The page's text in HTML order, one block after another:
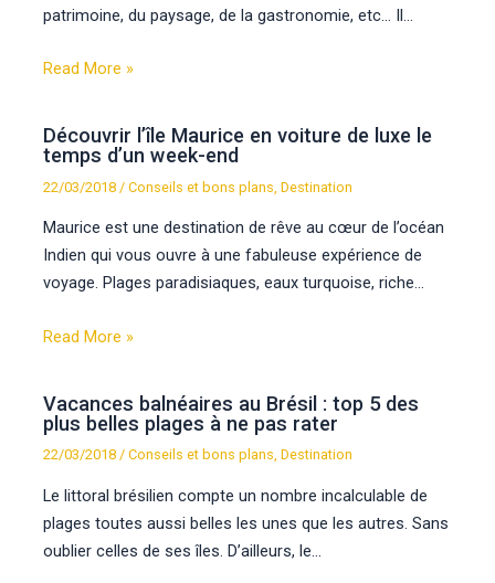
patrimoine, du paysage, de la gastronomie, etc… Il…
Read More »
Découvrir l’île Maurice en voiture de luxe le
temps d’un week-end
22/03/2018 /Conseils et bons plans ,Destination
Maurice est une destination de rêve au cœur de l’océan
Indien qui vous ouvre à une fabuleuse expérience de
voyage. Plages paradisiaques, eaux turquoise, riche…
Read More »
Vacances balnéaires au Brésil : top 5 des
plus belles plages à ne pas rater
22/03/2018/Conseils et bons plans,Destination
Le littoral brésilien compte un nombre incalculable de
plages toutes aussi belles les unes que les autres. Sans
oublier celles de ses îles. D’ailleurs, le…